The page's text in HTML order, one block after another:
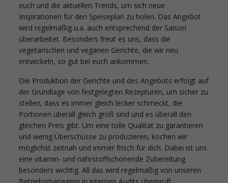
euch und die aktuellen Trends, um sich neue
Inspirationen für den Speiseplan zu holen. Das Angebot
wird regelmäßig u.a. auch entsprechend der Saison
überarbeitet. Besonders freut es uns, dass die
vegetarischen und veganen Gerichte, die wir neu
entwickeln, so gut bei euch ankommen.
Die Produktion der Gerichte und des Angebots erfolgt auf
der Grundlage von festgelegten Rezepturen, um sicher zu
stellen, dass es immer gleich lecker schmeckt, die
Portionen überall gleich groß sind und es überall den
gleichen Preis gibt. Um eine tolle Qualität zu garantieren
und wenig Überschüsse zu produzieren, kochen wir
möglichst zeitnah und immer frisch für dich. Dabei ist uns
eine vitamin- und nährstoffschonende Zubereitung
besonders wichtig. All das wird regelmäßig von unseren